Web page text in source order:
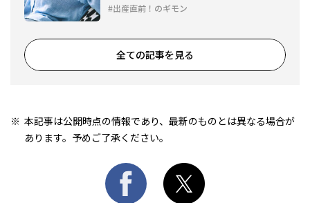
出産直前！のギモン
全ての記事を見る
本記事は公開時点の情報であり、最新のものとは異なる場合が
あります。予めご了承ください。